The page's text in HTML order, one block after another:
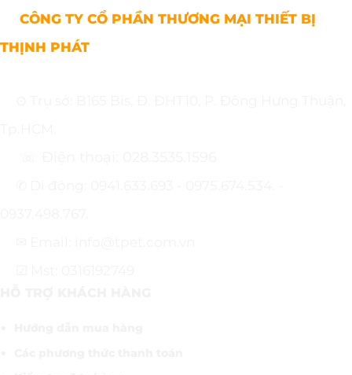
CÔNG TY CỔ PHẦN THƯƠNG MẠI THIẾT BỊ
THỊNH PHÁT